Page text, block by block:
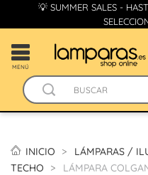
💡 SUMMER SALES -
MENÚ
INICIO LÁMPARAS /
TECHO
LÁMPARA